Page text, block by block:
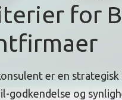
for
er en strategisk
godkendelse og